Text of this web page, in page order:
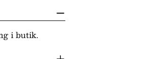
i butik.